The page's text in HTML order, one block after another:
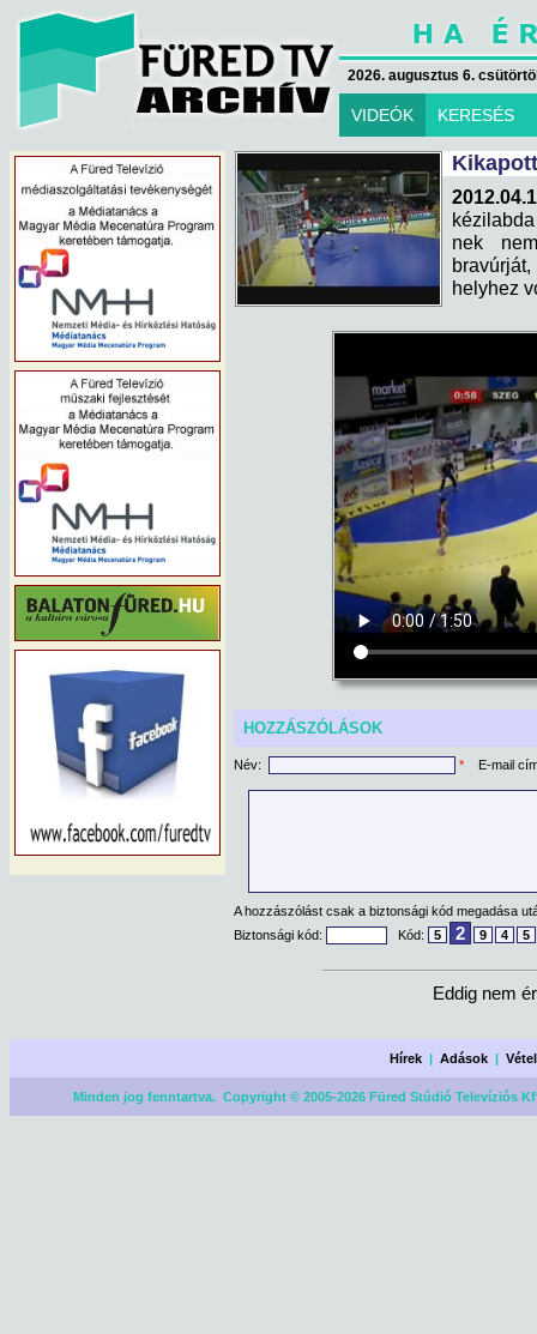
2026. augusztus 6.
VIDEÓK KERESÉS
nek
helyhez
HOZZÁSZÓLÁSOK
Név: * E-mail
A hozzászólást csak a biztonsági kód megadása
Biztonsági kód:
Kód: 5 2 9 4 5
Eddig nem
Hírek |Adások |
Minden jog fenntartva. Copyright © 2005-2026 Füred Stúdió Televíziós